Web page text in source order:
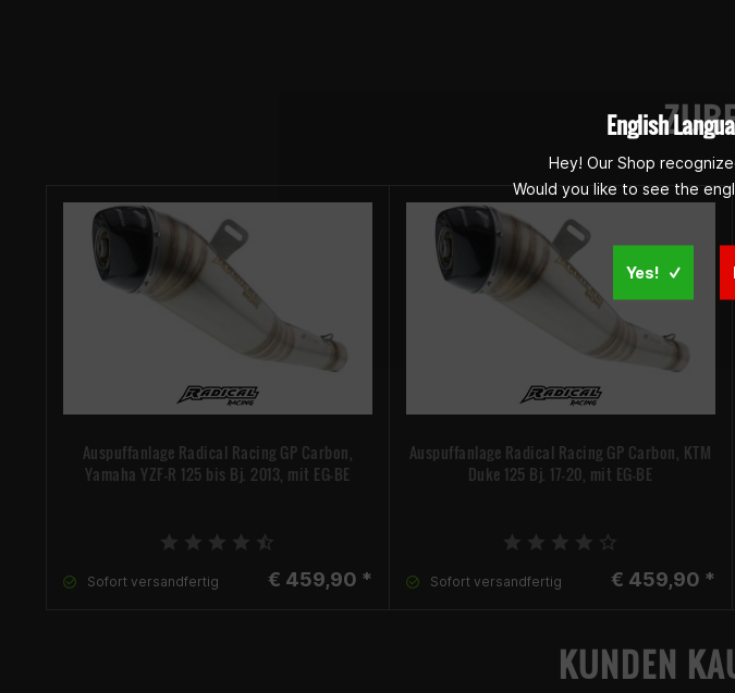
Auspuffanlage Radical Racing GP Carbon,
Yamaha YZF-R 125 bis Bj. 2013, mit EG-BE
Sofort versandfertig € 459,90 *
Auspuffanlage Radical Racing GP Carbon, KTM
Duke 125 Bj. 17-20, mit EG-BE
Sofort versandfertig € 459,90 *
KUNDEN
English
Hey! Our Shop
Would you like to see the
Yes!